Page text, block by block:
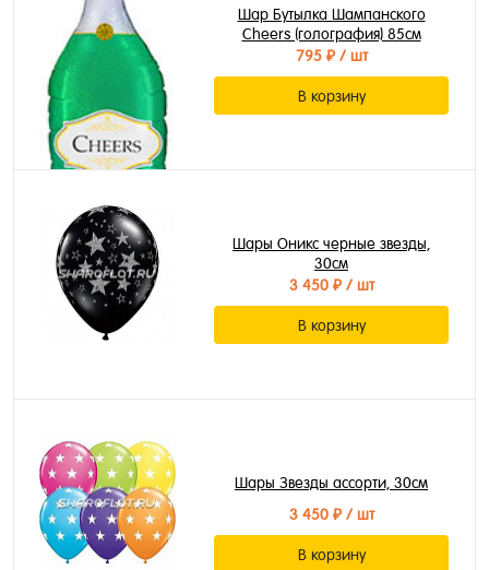
Шар Бутылка Шампанского
Cheers (голография) 85см
795 ₽/ шт
В корзину
Шары Оникс черные звезды,
30см
3 450 ₽/ шт
В корзину
Шары Звезды ассорти, 30см
3 450 ₽/ шт
В корзину